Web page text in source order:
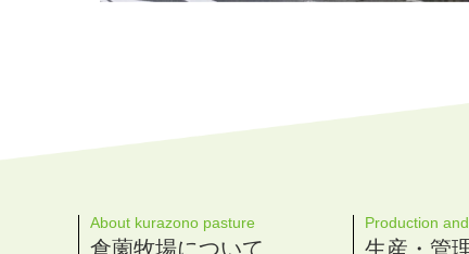
About kurazono pasture
倉薗牧場について
Production
生産・管